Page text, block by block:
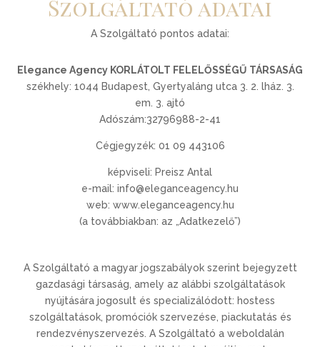
Szolgáltató adatai
A Szolgáltató pontos adatai:
Elegance Agency KORLÁTOLT FELELŐSSÉGŰ TÁRSASÁG
székhely: 1044 Budapest, Gyertyaláng utca 3. 2. lház. 3.
em. 3. ajtó
Adószám:32796988-2-41
Cégjegyzék: 01 09 443106
képviseli: Preisz Antal
e-mail: info@eleganceagency.hu
web: www.eleganceagency.hu
(a továbbiakban: az „Adatkezelő”)
A Szolgáltató a magyar jogszabályok szerint bejegyzett
gazdasági társaság, amely az alábbi szolgáltatások
nyújtására jogosult és specializálódott: hostess
szolgáltatások, promóciók szervezése, piackutatás és
rendezvényszervezés. A Szolgáltató a weboldalán